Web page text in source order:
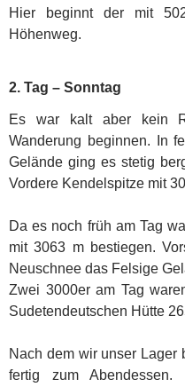
Hier beginnt der mit
Höhenweg.
2. Tag – Sonntag
Es war kalt aber kein
Wanderung beginnen. In
Gelände ging es stetig
Vordere Kendelspitze mit
Da es noch früh am Tag
mit 3063 m bestiegen.
Neuschnee das Felsige
Zwei 3000er am Tag
Sudetendeutschen Hütte
Nach dem wir unser Lager
fertig zum